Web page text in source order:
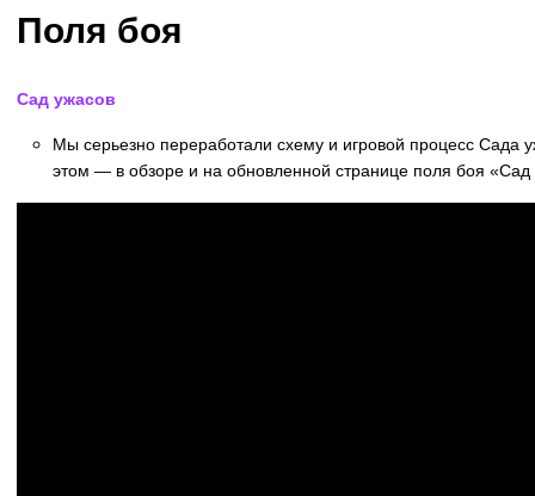
Поля боя
Сад ужасов
Мы серьезно переработали схему и игровой процесс Сада
этом — в обзоре и на обновленной странице поля боя «Сад